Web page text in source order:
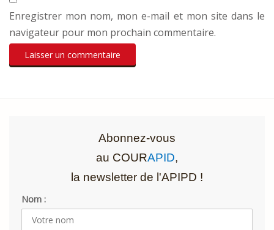
Enregistrer mon nom, mon e-mail et mon site dans le
navigateur pour mon prochain commentaire.
Abonnez-vous
au COURAPID,
la newsletter de l'APIPD !
Nom :